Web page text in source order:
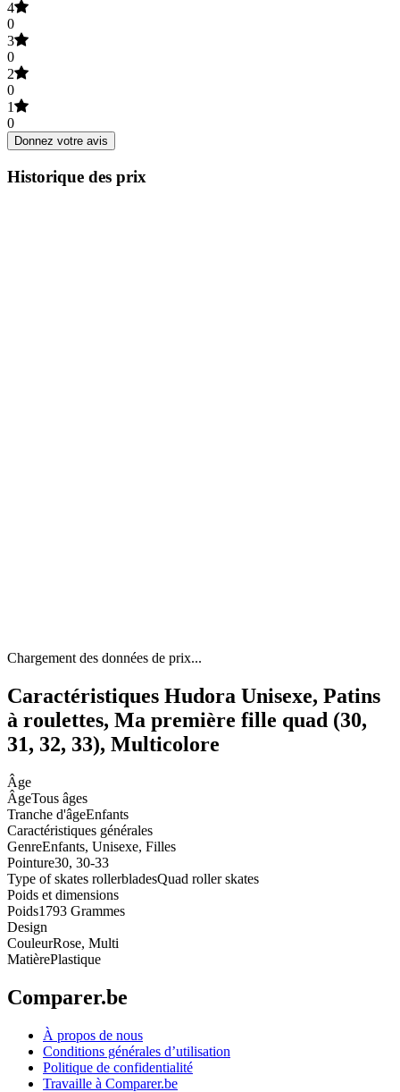
4
0
3
0
2
0
1
0
Donnez votre avis
Historique des prix
Chargement des données de prix...
Caractéristiques Hudora Unisexe, Patins
à roulettes, Ma première fille quad (30,
31, 32, 33), Multicolore
Âge
ÂgeTous âges
Tranche d'âgeEnfants
Caractéristiques générales
GenreEnfants, Unisexe, Filles
Pointure30, 30-33
Type of skates rollerbladesQuad roller skates
Poids et dimensions
Poids1793 Grammes
Design
CouleurRose, Multi
MatièrePlastique
Comparer.be
À propos de nous
Conditions générales d’utilisation
Politique de confidentialité
Travaille à Comparer.be